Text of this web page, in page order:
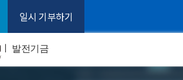
일시 기부하기
ㅣ 발전기금